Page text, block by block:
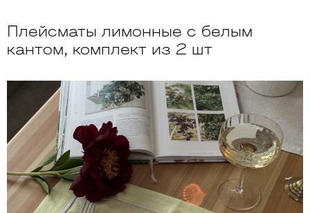
Плейсматы лимонные с белым
кантом, комплект из 2 шт